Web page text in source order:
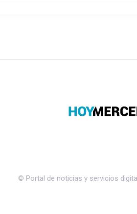
© Portal de noticias y servicios